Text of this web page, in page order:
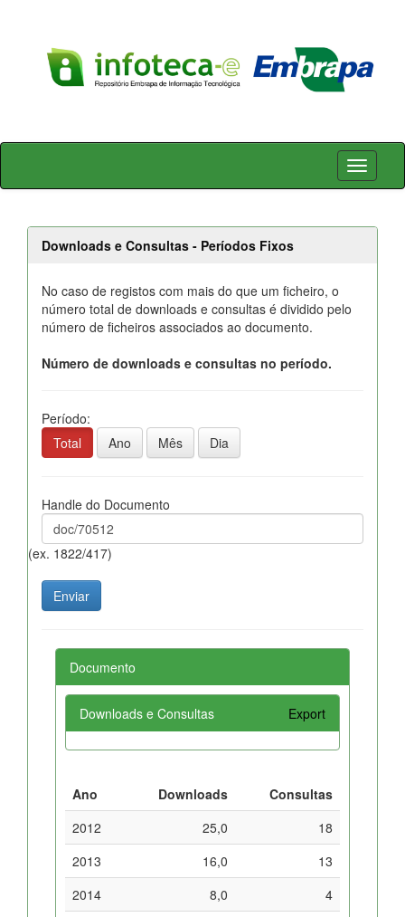
Skip
Downloads e Consultas - Períodos Fixos
No caso de registos com mais do que um ficheiro, o
número total de downloads e consultas é dividido pelo
número de ficheiros associados ao documento.
Número de downloads e consultas no período.
Período:
Total
Ano Mês Dia
Handle do Documento
(ex. 1822/417)
Documento
Downloads e Consultas Export
Ano Downloads
Consultas
2012
25,0
18
2013
16,0
13
2014
8,0
4